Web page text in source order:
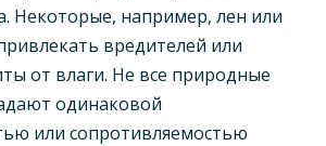
Некоторые, например, лен или
вредителей или
от влаги. Не все природные
одинаковой
или сопротивляемостью